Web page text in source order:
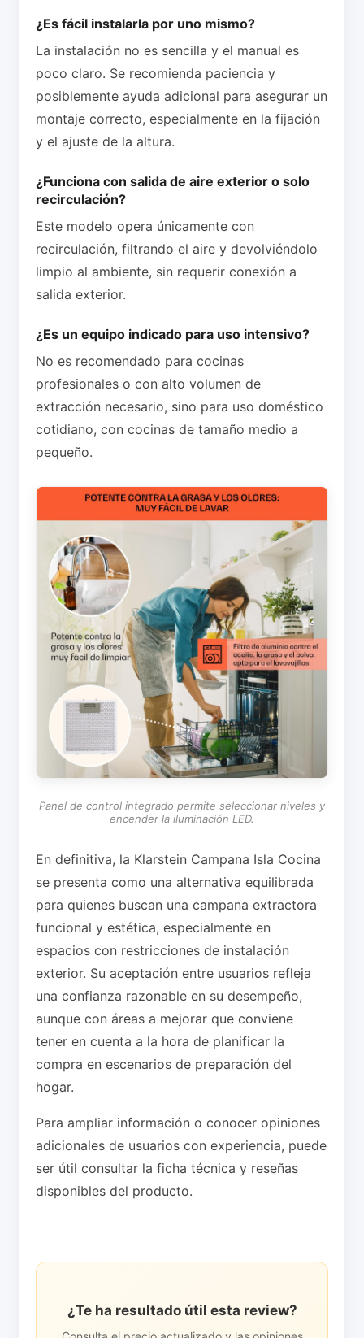
¿Es fácil instalarla por uno mismo?
La instalación no es sencilla y el manual es
poco claro. Se recomienda paciencia y
posiblemente ayuda adicional para asegurar un
montaje correcto, especialmente en la fijación
y el ajuste de la altura.
¿Funciona con salida de aire exterior o solo
recirculación?
Este modelo opera únicamente con
recirculación, filtrando el aire y devolviéndolo
limpio al ambiente, sin requerir conexión a
salida exterior.
¿Es un equipo indicado para uso intensivo?
No es recomendado para cocinas
profesionales o con alto volumen de
extracción necesario, sino para uso doméstico
cotidiano, con cocinas de tamaño medio a
pequeño.
Panel de control integrado permite seleccionar niveles y
encender la iluminación LED.
En definitiva, la Klarstein Campana Isla Cocina
se presenta como una alternativa equilibrada
para quienes buscan una campana extractora
funcional y estética, especialmente en
espacios con restricciones de instalación
exterior. Su aceptación entre usuarios refleja
una confianza razonable en su desempeño,
aunque con áreas a mejorar que conviene
tener en cuenta a la hora de planificar la
compra en escenarios de preparación del
hogar.
Para ampliar información o conocer opiniones
adicionales de usuarios con experiencia, puede
ser útil consultar la ficha técnica y reseñas
disponibles del producto.
¿Te ha resultado útil esta review?